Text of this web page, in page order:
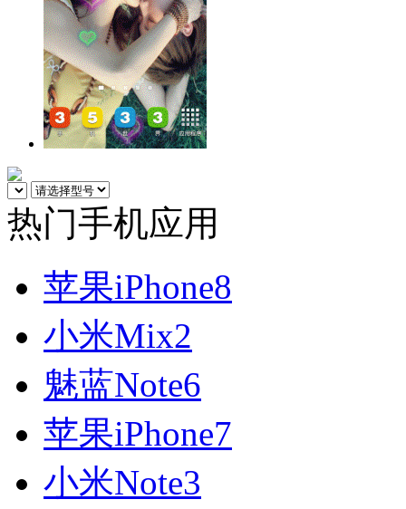
热门手机应用
苹果iPhone8
小米Mix2
魅蓝Note6
苹果iPhone7
小米Note3